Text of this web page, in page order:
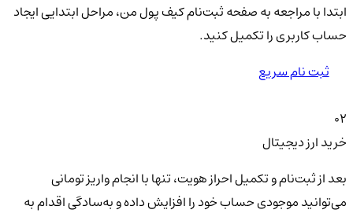
ابتدا با مراجعه به صفحه ثبت‌نام کیف‌ پول من، مراحل ابتدایی ایجاد
حساب کاربری را تکمیل کنید.
ثبت نام سریع
02
خرید ارز دیجیتال
بعد از ثبت‌نام و تکمیل احراز هویت، تنها با انجام واریز تومانی
می‌توانید موجودی حساب خود را افزایش داده و به‌سادگی اقدام به